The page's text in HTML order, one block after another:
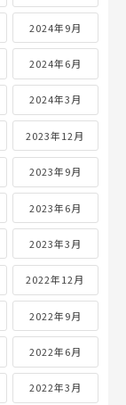
2024年9月
2024年6月
2024年3月
2023年12月
2023年9月
2023年6月
2023年3月
2022年12月
2022年9月
2022年6月
2022年3月